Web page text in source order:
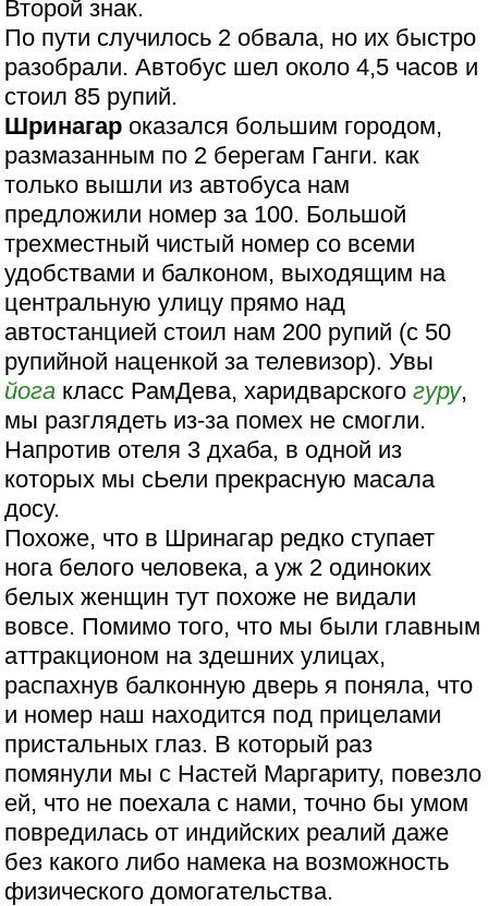
Второй знак.
По пути случилось 2 обвала, но их быстро
разобрали. Автобус шел около 4,5 часов и
стоил 85 рупий.
Шринагар оказался большим городом,
размазанным по 2 берегам Ганги. как
только вышли из автобуса нам
предложили номер за 100. Большой
трехместный чистый номер со всеми
удобствами и балконом, выходящим на
центральную улицу прямо над
автостанцией стоил нам 200 рупий (с 50
рупийной наценкой за телевизор). Увы
йога класс РамДева, харидварскогогуру,
мы разглядеть из-за помех не смогли.
Напротив отеля 3 дхаба, в одной из
которых мы сЬели прекрасную масала
досу.
Похоже, что в Шринагар редко ступает
нога белого человека, а уж 2 одиноких
белых женщин тут похоже не видали
вовсе. Помимо того, что мы были главным
аттракционом на здешних улицах,
распахнув балконную дверь я поняла, что
и номер наш находится под прицелами
пристальных глаз. В который раз
помянули мы с Настей Маргариту, повезло
ей, что не поехала с нами, точно бы умом
повредилась от индийских реалий даже
без какого либо намека на возможность
физического домогательства.